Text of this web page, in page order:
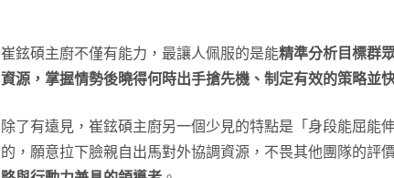
崔鉉碩主廚不僅有能力，最讓人佩服的是能精準分析目標群
資源，掌握情勢後曉得何時出手搶先機、制定有效的策略並
除了有遠見，崔鉉碩主廚另一個少見的特點是「身段能屈能
的，願意拉下臉親自出馬對外協調資源，不畏其他團隊的評